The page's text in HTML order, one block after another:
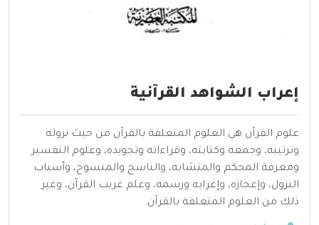
إعراب الشواهد القرآنية
علوم القرآن هي العلوم المتعلقة بالقرآن من حيث نزوله
وترتيبه، وجمعه وكتابته، وقراءاته وتجويده، وعلوم التفسير
ومعرفة المحكم والمتشابه، والناسخ والمنسوخ، وأسباب
النزول، وإعجازه، وإعرابه ورسمه، وعلم غريب القرآن، وغير
ذلك من العلوم المتعلقة بالقرآن.